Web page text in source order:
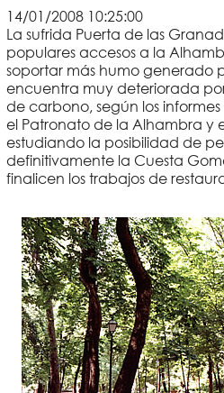
14/01/2008 10:25:00
La sufrida Puerta de las
populares accesos a la
soportar más humo generado
encuentra muy deteriorada
de carbono, según los
el Patronato de la Alhambra y
estudiando la posibilidad de
definitivamente la Cuesta
finalicen los trabajos de